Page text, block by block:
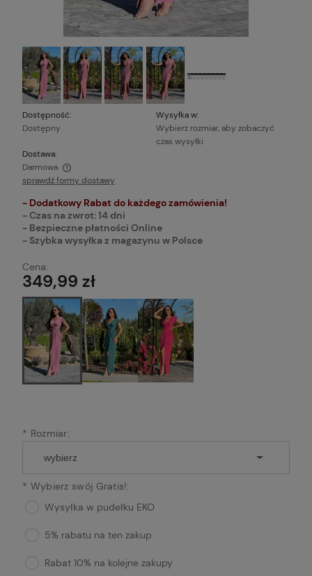
Dostępność:
Dostępny
Wysyłka w:
Wybierz rozmiar, aby zobaczyć
czas wysyłki
Dostawa:
Darmowa
Cena nie zawiera ewentualnych kosztów płatności
sprawdź formy dostawy
- Dodatkowy Rabat do każdego zamówienia!
- Czas na zwrot: 14 dni
- Bezpieczne płatności Online
- Szybka wysyłka z magazynu w Polsce
Cena:
349,99 zł
* Rozmiar:
* Wybierz swój Gratis!:
Wysyłka w pudełku EKO
5% rabatu na ten zakup
Rabat 10% na kolejne zakupy